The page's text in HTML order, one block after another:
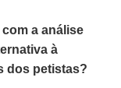
com a análise
à
dos petistas?